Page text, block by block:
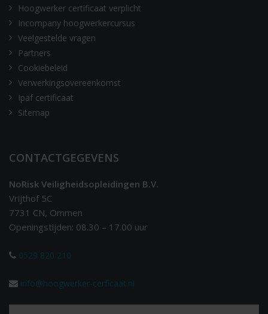
Hoogwerker certificaat verplicht
Incompany hoogwerkercursus
Veelgestelde vragen
Partners
Cookiebeleid
Verwerkingsovereenkomst
Ipaf certificaat
Sitemap
CONTACTGEGEVENS
NoRisk Veiligheidsopleidingen B.V.
Vrijthof 5C
7731 CN, Ommen
Openingstijden: 08.30 – 17.00 uur
0529 820 210
info@hoogwerker-cerficaat.nl